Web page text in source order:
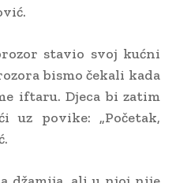
stavio svoj kućni
bismo čekali kada
iftaru. Djeca bi zatim
uz povike: „Početak,